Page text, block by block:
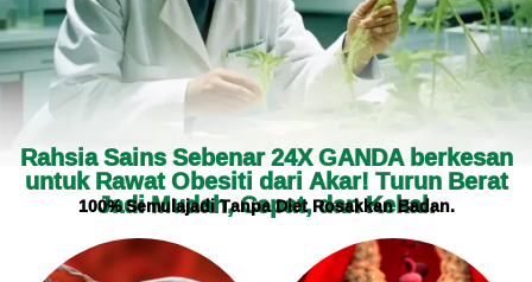
Rahsia Sains Sebenar 24X GANDA berkesan
untuk Rawat Obesiti dari Akar! Turun Berat
Jadi Mudah, Cepat, dan Kekal.
100% Semulajadi Tanpa Diet Rosakkan Badan.